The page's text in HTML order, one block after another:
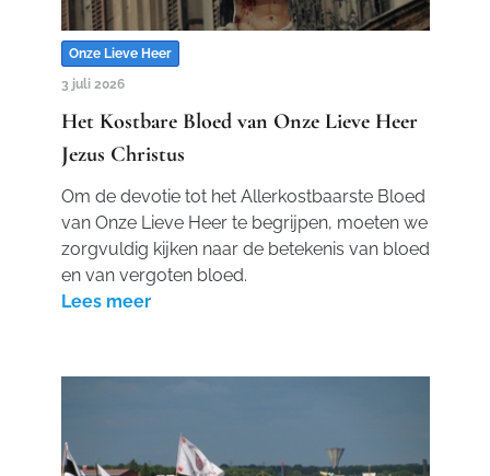
Onze Lieve Heer
3 juli 2026
Het Kostbare Bloed van Onze Lieve Heer
Jezus Christus
Om de devotie tot het Allerkostbaarste Bloed
van Onze Lieve Heer te begrijpen, moeten we
zorgvuldig kijken naar de betekenis van bloed
en van vergoten bloed.
Lees meer